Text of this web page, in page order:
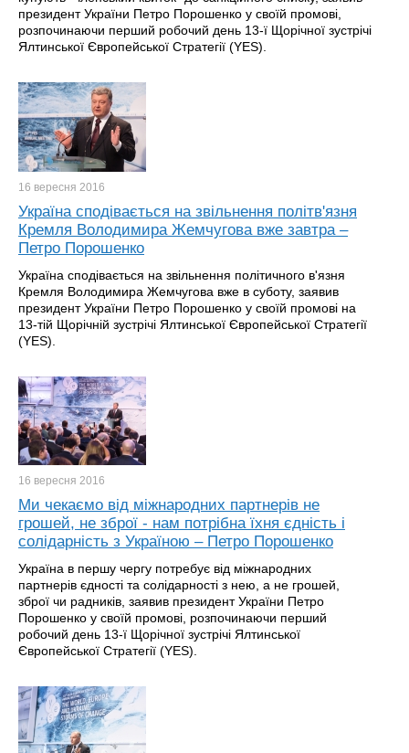
президент України Петро Порошенко у своїй промові,
розпочинаючи перший робочий день 13-ї Щорічної зустрічі
Ялтинської Європейської Стратегії (YES).
16 вересня 2016
Україна сподівається на звільнення політв'язня
Кремля Володимира Жемчугова вже завтра –
Петро Порошенко
Україна сподівається на звільнення політичного в'язня
Кремля Володимира Жемчугова вже в суботу, заявив
президент України Петро Порошенко у своїй промові на
13-тій Щорічній зустрічі Ялтинської Європейської Стратегії
(YES).
16 вересня 2016
Ми чекаємо від міжнародних партнерів не
грошей, не зброї - нам потрібна їхня єдність і
солідарність з Україною – Петро Порошенко
Україна в першу чергу потребує від міжнародних
партнерів єдності та солідарності з нею, а не грошей,
зброї чи радників, заявив президент України Петро
Порошенко у своїй промові, розпочинаючи перший
робочий день 13-ї Щорічної зустрічі Ялтинської
Європейської Стратегії (YES).